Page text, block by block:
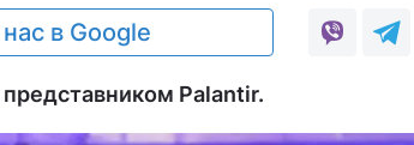
в Google
представником Palantir.